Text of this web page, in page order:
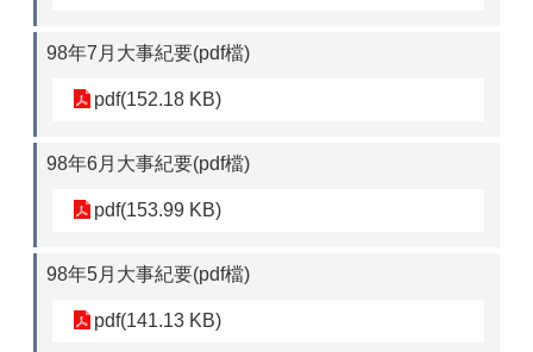
98年7月大事紀要(pdf檔)
pdf(152.18 KB)
98年6月大事紀要(pdf檔)
pdf(153.99 KB)
98年5月大事紀要(pdf檔)
pdf(141.13 KB)